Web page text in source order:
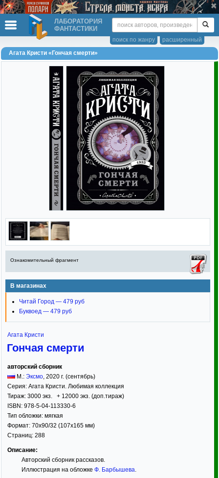
ЛАБОРАТОРИЯ
ФАНТАСТИКИ
расширенный
поиск по жанру
Агата Кристи «Гончая смерти»
Ознакомительный фрагмент
В магазинах
Читай Город — 479 руб
Буквоед — 479 руб
Агата Кристи
Гончая смерти
авторский сборник
М.: Эксмо, 2020 г. (сентябрь)
Серия: Агата Кристи. Любимая коллекция
Тираж: 3000 экз. + 12000 экз. (доп.тираж)
ISBN: 978-5-04-113330-6
Тип обложки: мягкая
Формат: 70x90/32 (107x165 мм)
Страниц: 288
Описание:
Авторский сборник рассказов.
Иллюстрация на обложке Ф. Барбышева.